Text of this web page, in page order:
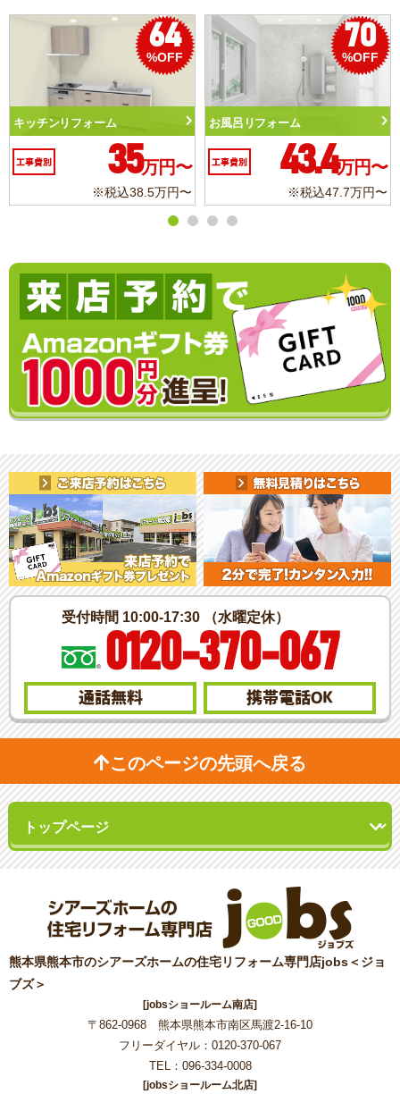
70
%OFF
呂リフォーム
費別 43.4万円〜
※税込47.7万円〜
50
%OFF
トイレリフォーム
工事費別 10.3万円〜
※税込11.3万円〜
洗
受付時間 10:00-17:30 （水曜定休）
0120-370-067
通話無料 携帯電話OK
このページの先頭へ戻る
熊本県熊本市のシアーズホームの住宅リフォーム専門店jobs＜ジョ
ブズ＞
[jobsショールーム南店]
〒862-0968 熊本県熊本市南区馬渡2-16-10
フリーダイヤル：0120-370-067
TEL：096-334-0008
[jobsショールーム北店]